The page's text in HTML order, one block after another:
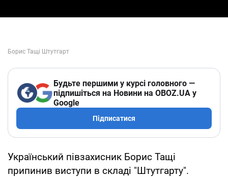
Будьте першими у курсі головного —
підпишіться на Новини на OBOZ.UA у
Google
Підписатися
Український півзахисник Борис Тащі
припинив виступи в складі "Штутгарту".